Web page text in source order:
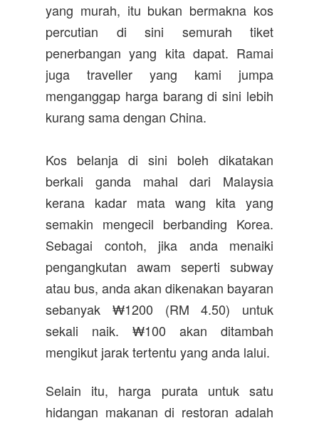
yang murah, itu bukan bermakna kos
percutian di sini semurah tiket
penerbangan yang kita dapat. Ramai
juga traveller yang kami jumpa
menganggap harga barang di sini lebih
kurang sama dengan China.
Kos belanja di sini boleh dikatakan
berkali ganda mahal dari Malaysia
kerana kadar mata wang kita yang
semakin mengecil berbanding Korea.
Sebagai contoh, jika anda menaiki
pengangkutan awam seperti subway
atau bus, anda akan dikenakan bayaran
sebanyak ₩1200 (RM 4.50) untuk
sekali naik. ₩100 akan ditambah
mengikut jarak tertentu yang anda lalui.
Selain itu, harga purata untuk satu
hidangan makanan di restoran adalah